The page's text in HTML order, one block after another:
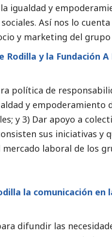
igualdad y
Así nos lo cuenta
y marketing del grupo
y la Fundación A
política de
y empoderamiento
y 3) Dar apoyo a
sus iniciativas y
mercado laboral de los
la comunicación en
difundir las